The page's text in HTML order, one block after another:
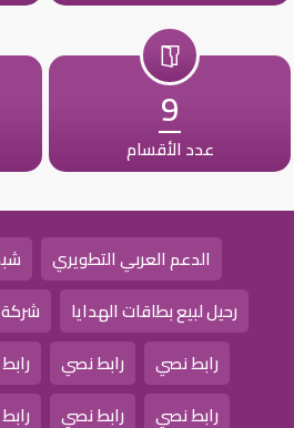
9
عدد الأقسام
الدعم العربي التطويري
رحيل لبيع بطاقات الهدايا
رابط نصي
رابط نصي
رابط نصي
رابط نصي